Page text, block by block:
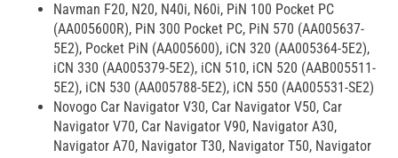
Navman F20, N20, N40i, N60i, PiN 100 Pocket PC
(AA005600R), PiN 300 Pocket PC, PiN 570 (AA005637-
5E2), Pocket PiN (AA005600), iCN 320 (AA005364-5E2),
iCN 330 (AA005379-5E2), iCN 510, iCN 520 (AAB005511-
5E2), iCN 530 (AA005788-5E2), iCN 550 (AA005531-SE2)
Novogo Car Navigator V30, Car Navigator V50, Car
Navigator V70, Car Navigator V90, Navigator A30,
Navigator A70, Navigator T30, Navigator T50, Navigator